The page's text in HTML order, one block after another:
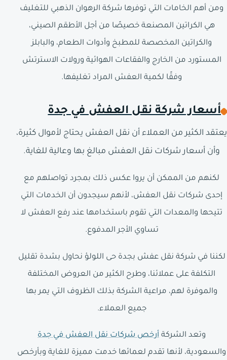
ومن أهم الخامات التي توفرها شركة الرهوان الذهبي للتغليف
هي الكراتين المصنعة خصيصًا من أجل الأطقم الصيني،
والكراتين المخصصة للمطبخ وأدوات الطعام، والبابلز
المستورد من الخارج والفقاعات الهوائية ورولات الاسترتش
وفقًا لكمية العفش المراد تغليفها.
أسعار شركة نقل العفش في جدة
يعتقد الكثير من العملاء أن نقل العفش يحتاج لأموال كثيرة،
وأن أسعار شركات نقل العفش مبالغ بها وعالية للغاية.
لكنهم من الممكن أن يروا عكس ذلك بمجرد تواصلهم مع
إحدى شركات نقل العفش، لأنهم سيجدون أن الخدمات التي
تتيحها والمعدات التي تقوم باستخدامها عند رفع العفش لا
تساوي الأجر المدفوع.
لكننا في شركة نقل عفش بجدة حى اللولؤ نحاول بشدة تقليل
التكلفة على عملائنا، وطرح الكثير من العروض المختلفة
والموفرة لهم، مراعية الشركة بذلك الظروف التي يمر بها
جميع العملاء.
وتعد الشركة أرخص شركات نقل العفش في جدة
والسعودية، لأنها تقدم لعمائها خدمت مميزة للغاية وبأرخص